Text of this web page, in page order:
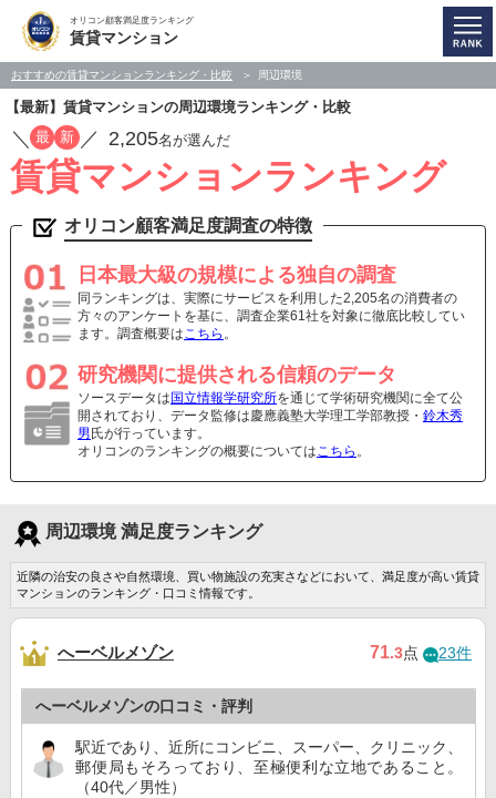
オリコン顧客満足度ランキング
賃貸マンション
おすすめの賃貸マンションランキング・比較 周辺環境
【最新】賃貸マンションの周辺環境ランキング・比較
／ 最 新 ／ 2,205名が選んだ
賃貸マンションランキング
オリコン顧客満足度調査の特徴
日本最大級の規模による独自の調査
同ランキングは、実際にサービスを利用した2,205名の消費者の
方々のアンケートを基に、調査企業61社を対象に徹底比較してい
ます。調査概要はこちら 。
研究機関に提供される信頼のデータ
ソースデータは 国立情報学研究所を通じて学術研究機関に全て公
開されており、データ監修は慶應義塾大学理工学部教授・ 鈴木秀
男 氏が行っています。
オリコンのランキングの概要についてはこちら 。
周辺環境 満足度ランキング
近隣の治安の良さや自然環境、買い物施設の充実さなどにおいて、満足度が高い賃貸
マンションのランキング・口コミ情報です。
へーベルメゾン 71.3点 23件
へーベルメゾンの口コミ・評判
駅近であり、近所にコンビニ、スーパー、クリニック、
郵便局もそろっており、至極便利な立地であること。
（40代／男性）